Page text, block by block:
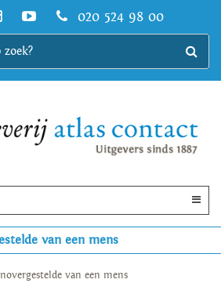
020 524 98 00
van een mens
van een mens